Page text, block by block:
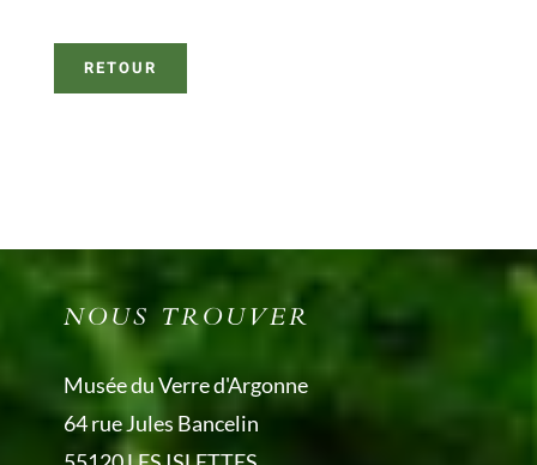
RETOUR
NOUS TROUVER
Musée du Verre d'Argonne
64 rue Jules Bancelin